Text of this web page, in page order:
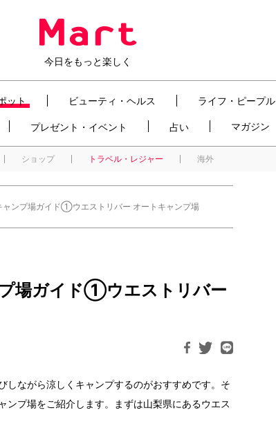
今日をもっと楽しく
ット ビューティ・ヘルス ライフ・ピープル
プレゼント・イベント 占い マガジン
ショップ トラベル・レジャー 海外
ャンプ場ガイド①ウエストリバー オートキャンプ場
場ガイド①ウエストリバー
ながら涼しくキャンプするのがおすすめです。そ
ンプ場をご紹介します。まずは山梨県にあるウエス